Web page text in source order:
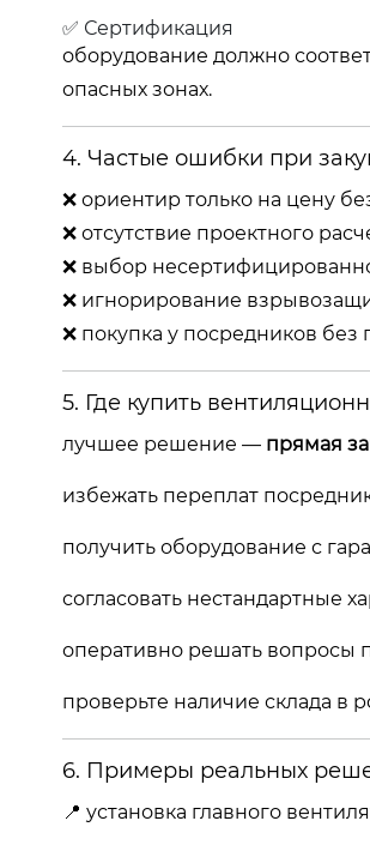
✅ Сертификация
оборудование должно
опасных зонах.
4. Частые ошибки при
❌ ориентир только на цену
❌ отсутствие проектного
❌ выбор
❌ игнорирование
❌ покупка у посредников без
5. Где купить
лучшее решение — прямая
избежать переплат
получить оборудование с
согласовать нестандартные
оперативно решать вопросы
проверьте наличие склада в
6. Примеры реальных
📍 установка главного